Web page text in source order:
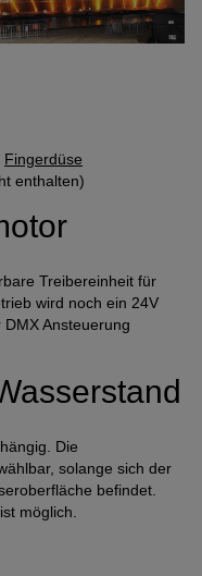
Fingerdüse
enthalten)
Treibereinheit für
wird noch ein 24V
Ansteuerung
Die
solange sich der
befindet.
möglich.
zur interaktiven
policies/adobe-